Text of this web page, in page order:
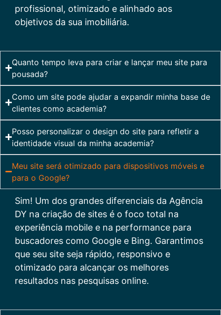
profissional, otimizado e alinhado aos
objetivos da sua imobiliária.
Quanto tempo leva para criar e lançar meu site para
pousada?
Como um site pode ajudar a expandir minha base de
clientes como academia?
Posso personalizar o design do site para refletir a
identidade visual da minha academia?
Meu site será otimizado para dispositivos móveis e
para o Google?
Sim! Um dos grandes diferenciais da Agência
DY na criação de sites é o foco total na
experiência mobile e na performance para
buscadores como Google e Bing. Garantimos
que seu site seja rápido, responsivo e
otimizado para alcançar os melhores
resultados nas pesquisas online.